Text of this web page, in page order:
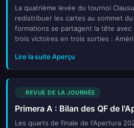
La quatrième levée du tournoi
redistribuer les cartes au sommet
formations se partagent la tête
trois victoires en trois sorties :
Lire la suite Aperçu
REVUE DE LA JOURNÉE
Primera A : Bilan des QF de
Les quarts de finale de l'Apertura